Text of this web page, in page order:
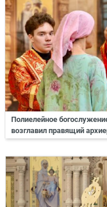
Полиелейное
возглавил правящий